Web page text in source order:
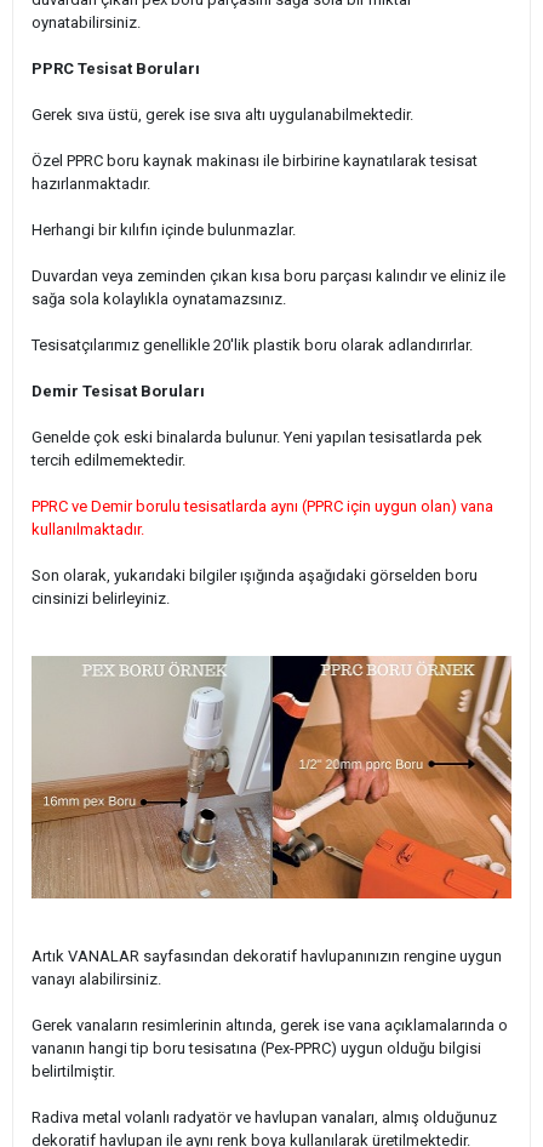
oynatabilirsiniz.
PPRC Tesisat Boruları
Gerek sıva üstü, gerek ise sıva altı uygulanabilmektedir.
Özel PPRC boru kaynak makinası ile birbirine kaynatılarak tesisat
hazırlanmaktadır.
Herhangi bir kılıfın içinde bulunmazlar.
Duvardan veya zeminden çıkan kısa boru parçası kalındır ve eliniz ile
sağa sola kolaylıkla oynatamazsınız.
Tesisatçılarımız genellikle 20'lik plastik boru olarak adlandırırlar.
Demir Tesisat Boruları
Genelde çok eski binalarda bulunur. Yeni yapılan tesisatlarda pek
tercih edilmemektedir.
PPRC ve Demir borulu tesisatlarda aynı (PPRC için uygun olan) vana
kullanılmaktadır.
Son olarak, yukarıdaki bilgiler ışığında aşağıdaki görselden boru
cinsinizi belirleyiniz.
Artık VANALAR sayfasından dekoratif havlupanınızın rengine uygun
vanayı alabilirsiniz.
Gerek vanaların resimlerinin altında, gerek ise vana açıklamalarında o
vananın hangi tip boru tesisatına (Pex-PPRC) uygun olduğu bilgisi
belirtilmiştir.
Radiva metal volanlı radyatör ve havlupan vanaları, almış olduğunuz
dekoratif havlupan ile aynı renk boya kullanılarak üretilmektedir.